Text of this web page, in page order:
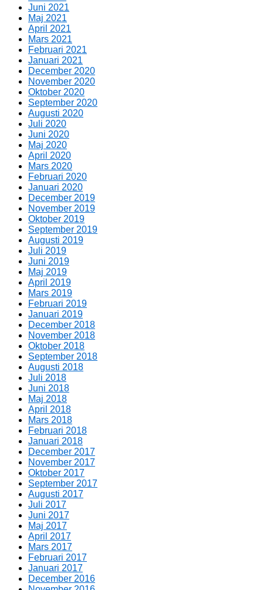
Juni 2021
Maj 2021
April 2021
Mars 2021
Februari 2021
Januari 2021
December 2020
November 2020
Oktober 2020
September 2020
Augusti 2020
Juli 2020
Juni 2020
Maj 2020
April 2020
Mars 2020
Februari 2020
Januari 2020
December 2019
November 2019
Oktober 2019
September 2019
Augusti 2019
Juli 2019
Juni 2019
Maj 2019
April 2019
Mars 2019
Februari 2019
Januari 2019
December 2018
November 2018
Oktober 2018
September 2018
Augusti 2018
Juli 2018
Juni 2018
Maj 2018
April 2018
Mars 2018
Februari 2018
Januari 2018
December 2017
November 2017
Oktober 2017
September 2017
Augusti 2017
Juli 2017
Juni 2017
Maj 2017
April 2017
Mars 2017
Februari 2017
Januari 2017
December 2016